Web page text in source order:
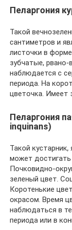
Пеларгония
Такой
сантиметров и
листочки в
зубчатые, рвано-
наблюдается с
периода. На
цветочка. Имеет
Пеларгония
inquinans)
Такой
может
Почковидно-
зеленый цвет.
Коротенькие
окрасом. Время
наблюдаться в
периода или в